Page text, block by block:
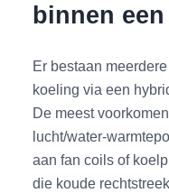
binnen
Er bestaan
koeling via een
De meest
lucht/water-
aan fan coils of
die koude